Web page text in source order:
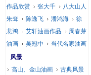
作品欣赏
张大千
八大山人
朱耷
陈逸飞 潘鸿海
徐
悲鸿
艾轩油画作品
周春芽
油画
吴冠中
当代名家油画
风景
高山、金山油画
古典风景